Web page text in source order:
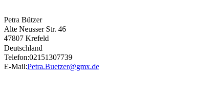
Petra Bützer
Alte Neusser Str. 46
47807 Krefeld
Deutschland
Telefon:02151307739
E-Mail:Petra.Buetzer@gmx.de